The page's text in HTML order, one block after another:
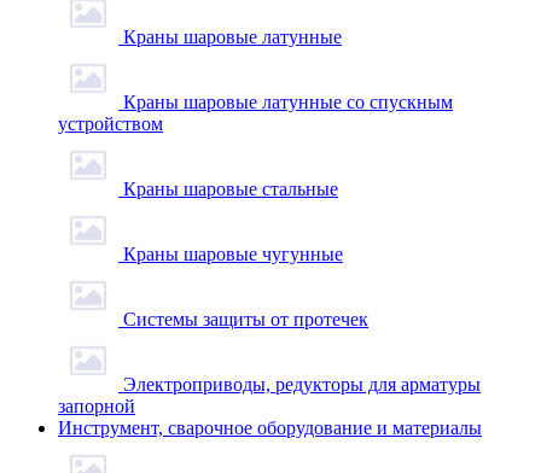
Краны шаровые латунные
Краны шаровые латунные со спускным
устройством
Краны шаровые стальные
Краны шаровые чугунные
Системы защиты от протечек
Электроприводы, редукторы для арматуры
запорной
Инструмент, сварочное оборудование и материалы